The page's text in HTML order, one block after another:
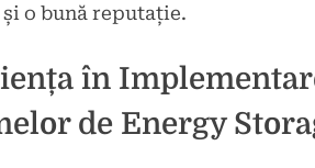
o bună reputație.
în
de Energy